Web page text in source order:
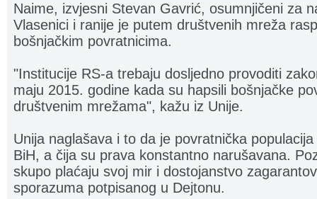
Naime, izvjesni Stevan Gavrić, osumnjičeni za
Vlasenici i ranije je putem društvenih mreža
bošnjačkim povratnicima.
"Institucije RS-a trebaju dosljedno provoditi
maju 2015. godine kada su hapsili bošnjačke
društvenim mrežama", kažu iz Unije.
Unija naglašava i to da je povratnička
BiH, a čija su prava konstantno narušavana.
skupo plaćaju svoj mir i dostojanstvo
sporazuma potpisanog u Dejtonu.